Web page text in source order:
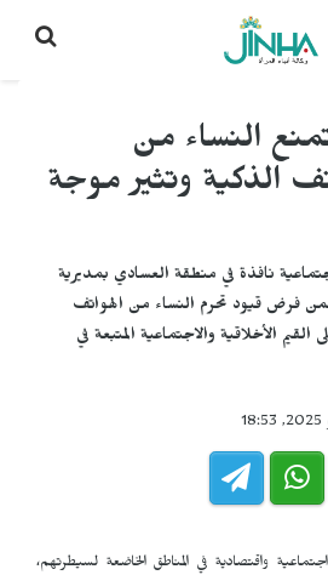
النساء من
الذكية وتثير موجة
نافذة في منطقة العسادي بمديرية
فرض قيود تحرم النساء من الهواتف
الأخلاقية والاجتماعية المتبعة في
واقتصادية في المناطق الخاضعة لسيطرتهم،